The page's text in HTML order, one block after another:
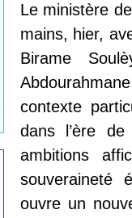
Le ministère
mains, hier,
Birame
contexte
dans l’ère
ambitions
souveraineté
ouvre un